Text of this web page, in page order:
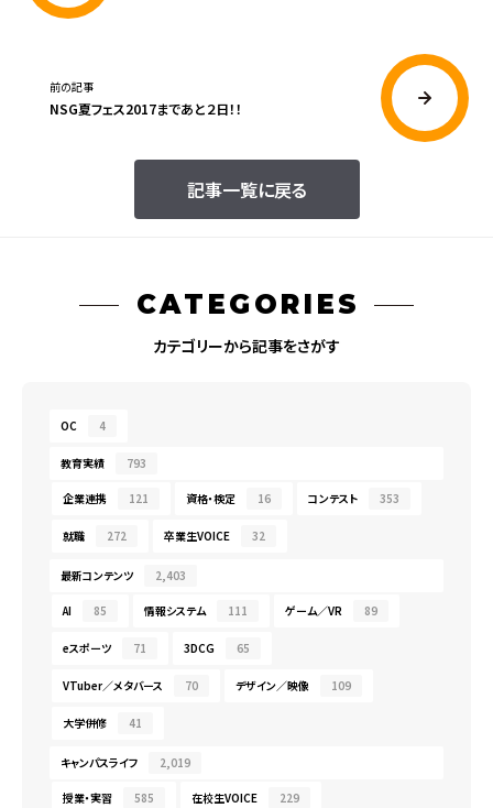
記事一覧に戻る
前の記事
NSG夏フェス2017まであと２日！！
CATEGORIES
カテゴリーから記事をさがす
OC 4
教育実績 793
企業連携 121 資格・検定 16 コンテスト 353
就職 272 卒業生VOICE 32
最新コンテンツ 2,403
AI 85 情報システム 111 ゲーム／VR 89
eスポーツ 71 3DCG 65
VTuber／メタバース 70 デザイン／映像 109
大学併修 41
キャンパスライフ 2,019
授業・実習 585 在校生VOICE 229